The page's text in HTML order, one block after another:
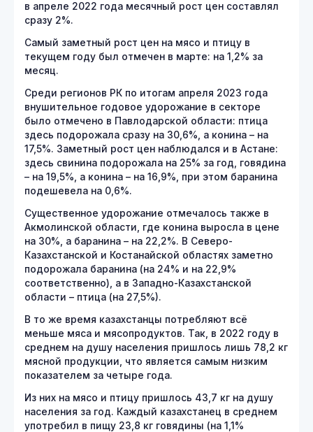
в апреле 2022 года месячный рост цен составлял
сразу 2%.
Самый заметный рост цен на мясо и птицу в
текущем году был отмечен в марте: на 1,2% за
месяц.
Среди регионов РК по итогам апреля 2023 года
внушительное годовое удорожание в секторе
было отмечено в Павлодарской области: птица
здесь подорожала сразу на 30,6%, а конина – на
17,5%. Заметный рост цен наблюдался и в Астане:
здесь свинина подорожала на 25% за год, говядина
– на 19,5%, а конина – на 16,9%, при этом баранина
подешевела на 0,6%.
Существенное удорожание отмечалось также в
Акмолинской области, где конина выросла в цене
на 30%, а баранина – на 22,2%. В Северо-
Казахстанской и Костанайской областях заметно
подорожала баранина (на 24% и на 22,9%
соответственно), а в Западно-Казахстанской
области – птица (на 27,5%).
В то же время казахстанцы потребляют всё
меньше мяса и мясопродуктов. Так, в 2022 году в
среднем на душу населения пришлось лишь 78,2 кг
мясной продукции, что является самым низким
показателем за четыре года.
Из них на мясо и птицу пришлось 43,7 кг на душу
населения за год. Каждый казахстанец в среднем
употребил в пищу 23,8 кг говядины (на 1,1%